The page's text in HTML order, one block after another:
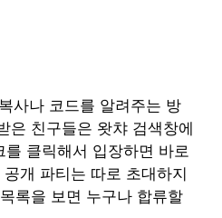
사나 코드를 알려주는 방
은 친구들은 왓챠 검색창에
클릭해서 입장하면 바로
개 파티는 따로 초대하지
록을 보면 누구나 합류할